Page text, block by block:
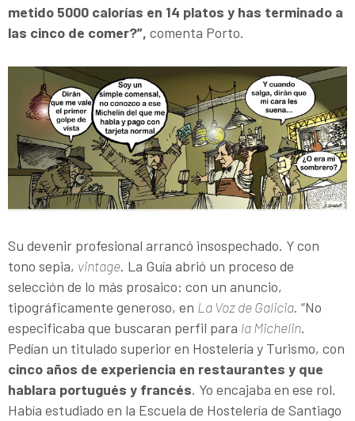
metido 5000 calorías en 14 platos y has terminado a
las cinco de comer?”, comenta Porto.
Su devenir profesional arrancó insospechado. Y con
tono sepia, vintage. La Guía abrió un proceso de
selección de lo más prosaico: con un anuncio,
tipográficamente generoso, en La Voz de Galicia. “No
especificaba que buscaran perfil para la Michelin.
Pedían un titulado superior en Hostelería y Turismo, con
cinco años de experiencia en restaurantes y que
hablara portugués y francés. Yo encajaba en ese rol.
Había estudiado en la Escuela de Hostelería de Santiago